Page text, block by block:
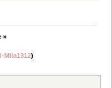
»
Mila1312)